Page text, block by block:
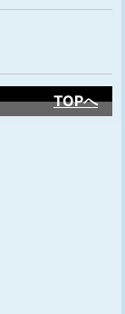
TOPへ